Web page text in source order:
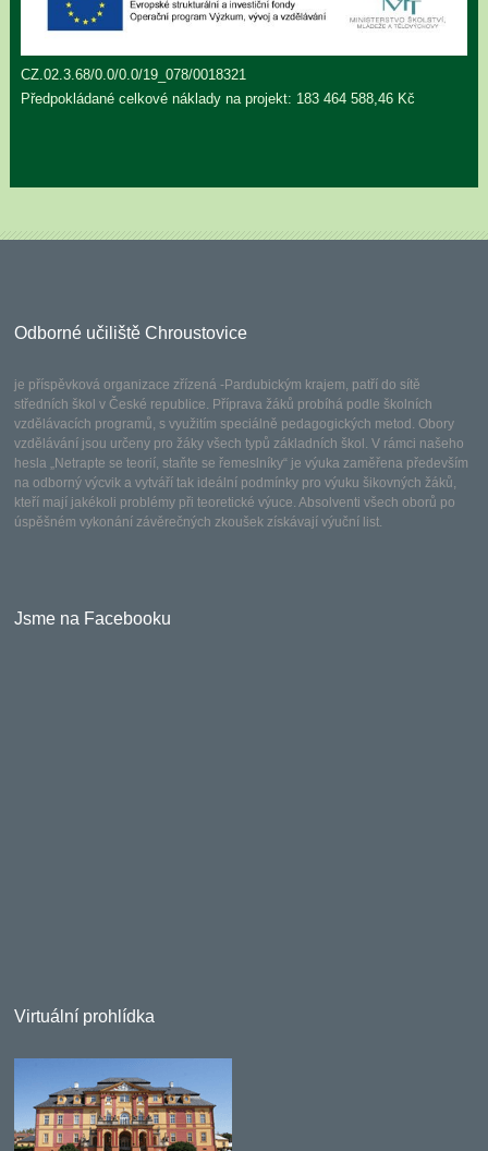
CZ.02.3.68/0.0/0.0/19_078/0018321
Předpokládané celkové náklady na projekt: 183 464 588,46 Kč
Odborné učiliště Chroustovice
je příspěvková organizace zřízená -Pardubickým krajem, patří do sítě
středních škol v České republice. Příprava žáků probíhá podle školních
vzdělávacích programů, s využitím speciálně pedagogických metod. Obory
vzdělávání jsou určeny pro žáky všech typů základních škol. V rámci našeho
hesla „Netrapte se teorií, staňte se řemeslníky“ je výuka zaměřena především
na odborný výcvik a vytváří tak ideální podmínky pro výuku šikovných žáků,
kteří mají jakékoli problémy při teoretické výuce. Absolventi všech oborů po
úspěšném vykonání závěrečných zkoušek získávají výuční list.
Jsme na Facebooku
Virtuální prohlídka